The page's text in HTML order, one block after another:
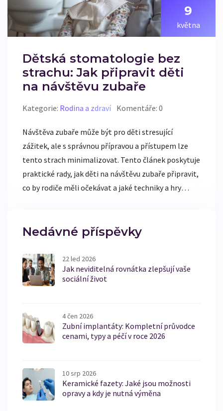
9
května
Dětská stomatologie bez
strachu: Jak připravit děti
na návštěvu zubaře
Kategorie: Rodina a zdraví Komentáře: 0
Návštěva zubaře může být pro děti stresující
zážitek, ale s správnou přípravou a přístupem lze
tento strach minimalizovat. Tento článek poskytuje
praktické rady, jak děti na návštěvu zubaře připravit,
co by rodiče měli očekávat a jaké techniky a hry
stomatologii existují a jak mohou pomoci vytvořit u
Nedávné příspěvky
22 led 2026
Jak neviditelná rovnátka zlepšují vaše
sociální život
4 čen 2026
Zubní implantáty: Kompletní průvodce
cenami, typy a péčí v roce 2026
10 srp 2026
Keramické fazety: Jaké jsou možnosti
opravy a kdy je nutná výměna